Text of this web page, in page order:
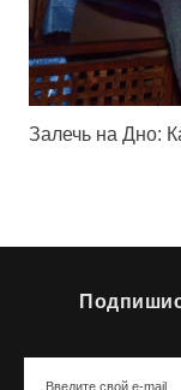
Залечь на Дно: